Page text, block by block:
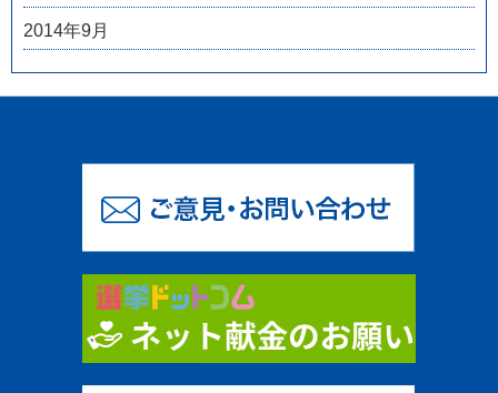
2014年9月